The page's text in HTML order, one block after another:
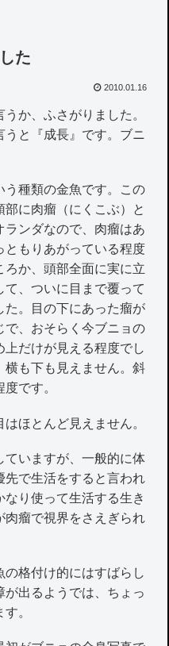
た
2010.01.16
か、ふさがりました。
と『成長』です。ブニ
種類の金魚です。この
に肉瘤（にくこぶ）と
ランダなので、肉瘤はあ
ともりあがっている程度
ろか、頭部全面に実に立
、ついに目まで覆って
た。目の下にあった瘤が
で、おそらく今ブニョの
だけが見える程度でし
横も下も見えません。斜
です。
ほとんど見えません。
いますが、一般的に体
先で生活をすると言われ
り使って生活する生き
肉瘤で視界をさえぎられ
格付け的にはすばらし
出るようでは、ちょっ
。